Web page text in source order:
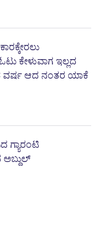
ಕೇಳುವಾಗ ಇಲ್ಲದ
ವರ್ಷ ಆದ ನಂತರ ಯಾಕೆ
ಗ್ಯಾರಂಟಿ
ಅಬ್ದುಲ್